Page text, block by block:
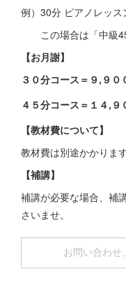
例）30分 ピアノレッ
この場合は「中級45
【お月謝】
３０分コース＝９,９０
４５分コース＝１４,９
【教材費について】
教材費は別途かかります
【補講】
補講が必要な場合、補
さいませ。
お問い合わせ